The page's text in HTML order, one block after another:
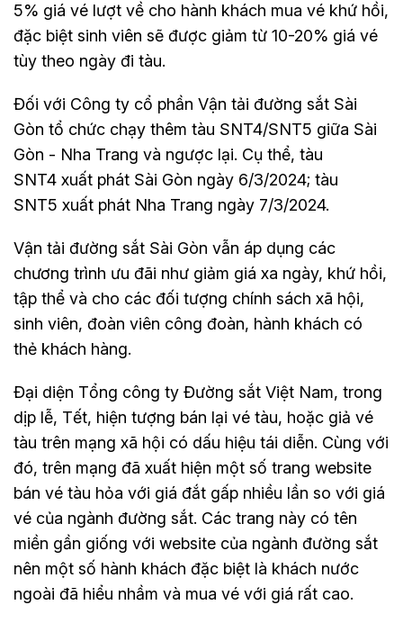
5% giá vé lượt về cho hành khách mua vé khứ hồi,
đặc biệt sinh viên sẽ được giảm từ 10-20% giá vé
tùy theo ngày đi tàu.
Đối với Công ty cổ phần Vận tải đường sắt Sài
Gòn tổ chức chạy thêm tàu SNT4/SNT5 giữa Sài
Gòn - Nha Trang và ngược lại. Cụ thể, tàu
SNT4 xuất phát Sài Gòn ngày 6/3/2024; tàu
SNT5 xuất phát Nha Trang ngày 7/3/2024.
Vận tải đường sắt Sài Gòn vẫn áp dụng các
chương trình ưu đãi như giảm giá xa ngày, khứ hồi,
tập thể và cho các đối tượng chính sách xã hội,
sinh viên, đoàn viên công đoàn, hành khách có
thẻ khách hàng.
Đại diện Tổng công ty Đường sắt Việt Nam, trong
dịp lễ, Tết, hiện tượng bán lại vé tàu, hoặc giả vé
tàu trên mạng xã hội có dấu hiệu tái diễn. Cùng với
đó, trên mạng đã xuất hiện một số trang website
bán vé tàu hỏa với giá đắt gấp nhiều lần so với giá
vé của ngành đường sắt. Các trang này có tên
miền gần giống với website của ngành đường sắt
nên một số hành khách đặc biệt là khách nước
ngoài đã hiểu nhầm và mua vé với giá rất cao.